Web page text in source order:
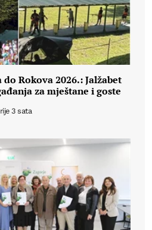
Rokova 2026.: Jalžabet
za mještane i goste
3 sata